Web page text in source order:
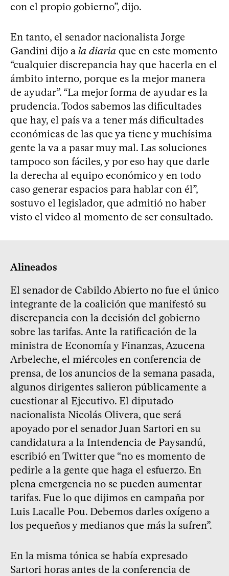
con el propio gobierno”, dijo.
En tanto, el senador nacionalista Jorge
Gandini dijo a la diaria que en este momento
“cualquier discrepancia hay que hacerla en el
ámbito interno, porque es la mejor manera
de ayudar”. “La mejor forma de ayudar es la
prudencia. Todos sabemos las dificultades
que hay, el país va a tener más dificultades
económicas de las que ya tiene y muchísima
gente la va a pasar muy mal. Las soluciones
tampoco son fáciles, y por eso hay que darle
la derecha al equipo económico y en todo
caso generar espacios para hablar con él”,
sostuvo el legislador, que admitió no haber
visto el video al momento de ser consultado.
Alineados
El senador de Cabildo Abierto no fue el único
integrante de la coalición que manifestó su
discrepancia con la decisión del gobierno
sobre las tarifas. Ante la ratificación de la
ministra de Economía y Finanzas, Azucena
Arbeleche, el miércoles en conferencia de
prensa, de los anuncios de la semana pasada,
algunos dirigentes salieron públicamente a
cuestionar al Ejecutivo. El diputado
nacionalista Nicolás Olivera, que será
apoyado por el senador Juan Sartori en su
candidatura a la Intendencia de Paysandú,
escribió en Twitter que “no es momento de
pedirle a la gente que haga el esfuerzo. En
plena emergencia no se pueden aumentar
tarifas. Fue lo que dijimos en campaña por
Luis Lacalle Pou. Debemos darles oxígeno a
los pequeños y medianos que más la sufren”.
En la misma tónica se había expresado
Sartori horas antes de la conferencia de